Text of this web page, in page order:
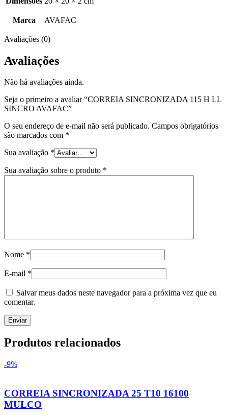
Marca AVAFAC
Avaliações (0)
Avaliações
Não há avaliações ainda.
Seja o primeiro a avaliar “CORREIA SINCRONIZADA 115 H LL
SINCRO AVAFAC”
O seu endereço de e-mail não será publicado. Campos obrigatórios
são marcados com *
Sua avaliação *
Sua avaliação sobre o produto *
Nome *
E-mail *
Salvar meus dados neste navegador para a próxima vez que eu
comentar.
Produtos relacionados
-9%
CORREIA SINCRONIZADA 25 T10 16100
MULCO